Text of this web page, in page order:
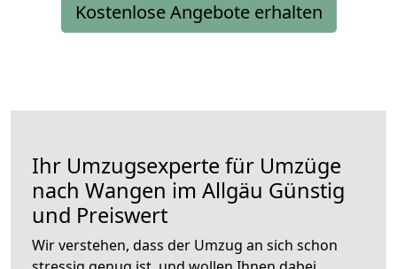
Kostenlose Angebote erhalten
Ihr Umzugsexperte für Umzüge
nach Wangen im Allgäu Günstig
und Preiswert
Wir verstehen, dass der Umzug an sich schon